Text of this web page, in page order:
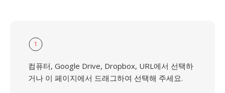
1
컴퓨터, Google Drive, Dropbox, URL에서 선택하
거나 이 페이지에서 드래그하여 선택해 주세요.